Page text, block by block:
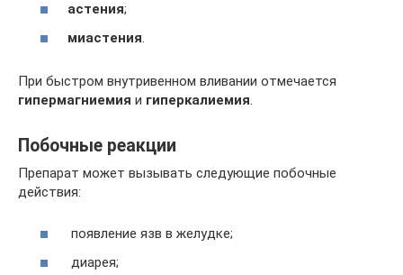
астения;
миастения
При быстром внутривенном вливании отмечается
гипермагниемия и гиперкалиемия
Побочные реакции
Препарат может вызывать следующие побочные
действия:
появление язв в желудке;
диарея;